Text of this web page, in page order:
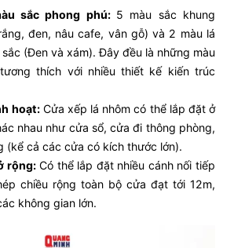
sắc phong phú: 5 màu sắc khung
đen, nâu cafe, vân gỗ) và 2 màu lá
sắc (Đen và xám). Đây đều là những màu
thích với nhiều thiết kế kiến trúc
hoạt:Cửa xếp lá nhôm có thể lắp đặt ở
nhau như cửa sổ, cửa đi thông phòng,
(kể cả các cửa có kích thước lớn).
rộng:Có thể lắp đặt nhiều cánh nối tiếp
chiều rộng toàn bộ cửa đạt tới 12m,
không gian lớn.